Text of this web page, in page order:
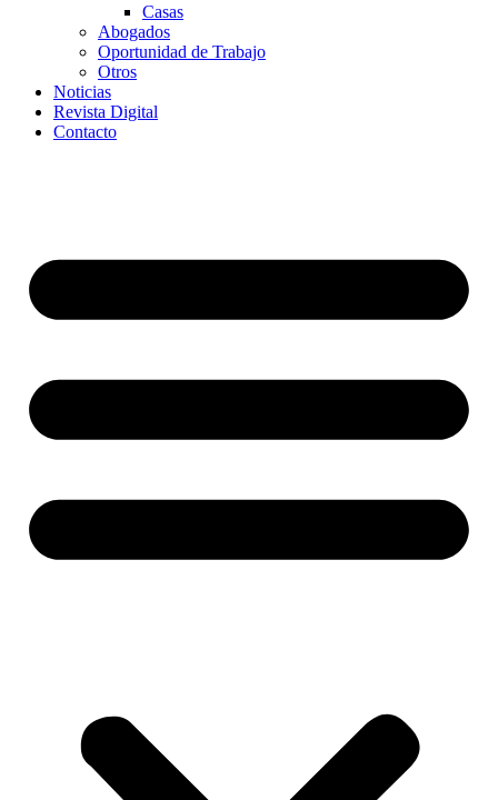
Casas
Abogados
Oportunidad de Trabajo
Otros
Noticias
Revista Digital
Contacto